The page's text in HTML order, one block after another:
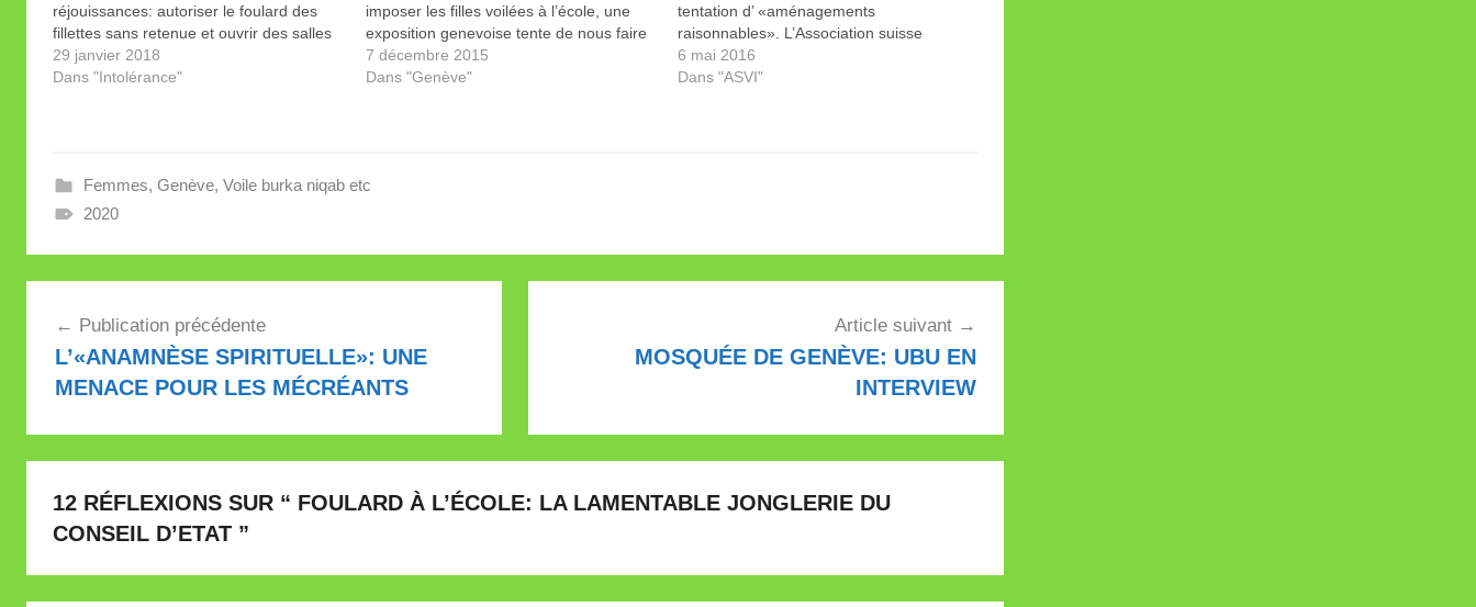
réjouissances: autoriser le foulard des
fillettes sans retenue et ouvrir des salles
de prières dans les écoles.
29 janvier 2018
Dans "Intolérance"
imposer les filles voilées à l’école, une
exposition genevoise tente de nous faire
perdre tout esprit critique vis à vis du
couvre-chef islamique.
7 décembre 2015
Dans "Genève"
tentation d’ «aménagements
raisonnables». L’Association suisse
vigilance islam (ASVI) a aussi été
auditionnée.
6 mai 2016
Dans "ASVI"
Femmes, Genève, Voile burka niqab etc
2020
l’article
Publication précédente
L’«ANAMNÈSE SPIRITUELLE»: UNE
MENACE POUR LES MÉCRÉANTS
Article suivant
MOSQUÉE DE GENÈVE: UBU EN
INTERVIEW
12 RÉFLEXIONS SUR “ FOULARD À L’ÉCOLE: LA LAMENTABLE JONGLERIE DU
CONSEIL D’ETAT ”